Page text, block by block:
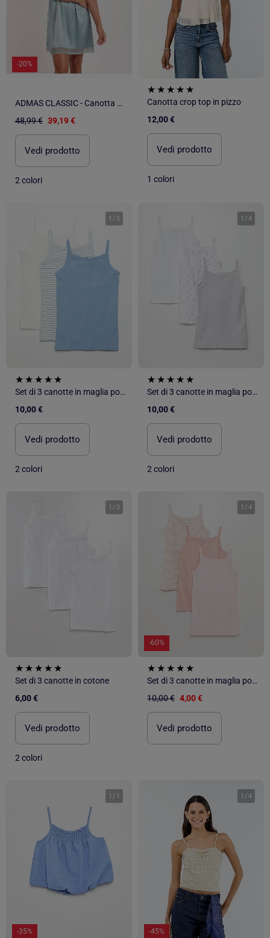
-20%
ADMAS CLASSIC - Canotta da sposa con spalline in pizzo a pois da donna
48,99 € 39,19 €
Vedi prodotto
2 colori
Canotta crop top in pizzo
12,00 €
Vedi prodotto
1 colori
1 / 5
Set di 3 canotte in maglia pointelle
10,00 €
Vedi prodotto
2 colori
1 /4
Set di 3 canotte in maglia pointelle
10,00 €
Vedi prodotto
2 colori
1 / 3
Set di 3 canotte in cotone
6,00 €
Vedi prodotto
2 colori
1 /4
-60%
Set di 3 canotte in maglia pointelle
10,00 € 4,00 €
Vedi prodotto
1 / 1
-35%
1 /4
-45%